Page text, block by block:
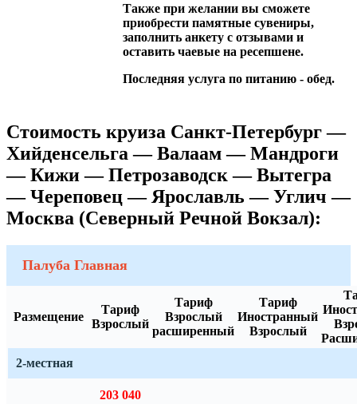
Также при желании вы сможете
приобрести памятные сувениры,
заполнить анкету с отзывами и
оставить чаевые на ресепшене.
Последняя услуга по питанию - обед.
Стоимость круиза Санкт-Петербург —
Хийденсельга — Валаам — Мандроги
— Кижи — Петрозаводск — Вытегра
— Череповец — Ярославль — Углич —
Москва (Северный Речной Вокзал):
Палуба Главная
Размещение
Тариф
Взрослый
Тариф
Взрослый
расширенный
Тариф
Иностранный
Взрослый
2-местная
203 040